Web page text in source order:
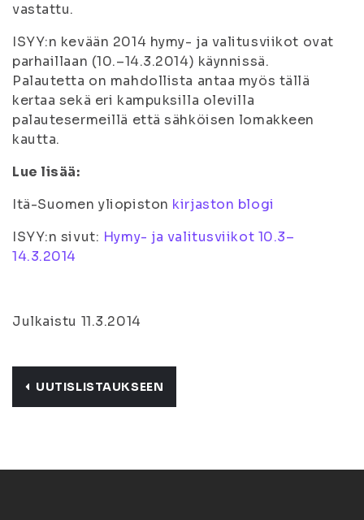
vastattu.
ISYY:n kevään 2014 hymy- ja valitusviikot ovat
parhaillaan (10.–14.3.2014) käynnissä.
Palautetta on mahdollista antaa myös tällä
kertaa sekä eri kampuksilla olevilla
palautesermeillä että sähköisen lomakkeen
kautta.
Lue lisää:
Itä-Suomen yliopiston kirjaston blogi
ISYY:n sivut: Hymy- ja valitusviikot 10.3–
14.3.2014
Julkaistu 11.3.2014
UUTISLISTAUKSEEN